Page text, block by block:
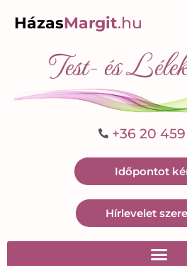
HázasMargit.hu
Test- és
+36 20
Időpontot
Hírlevelet